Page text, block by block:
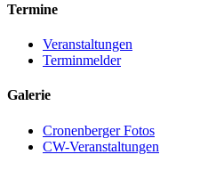
Termine
Veranstaltungen
Terminmelder
Galerie
Cronenberger Fotos
CW-Veranstaltungen